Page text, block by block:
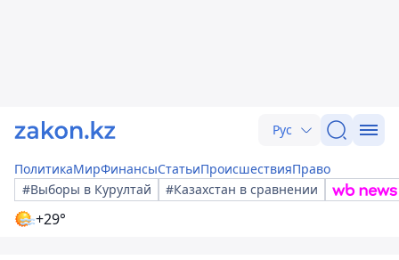
Рус
ПолитикаМирФинансыСтатьиПроисшествияПраво
#Выборы в Курултай
#Казахстан в сравнении
+29°